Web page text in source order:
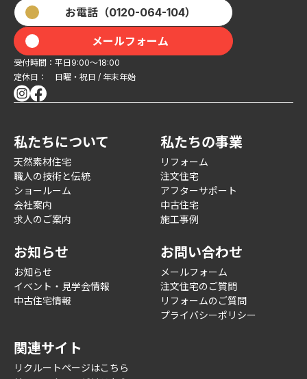
お電話（0120-064-104）
メールフォーム
受付時間：平日9:00〜18:00
定休日： 日曜・祝日 / 年末年始
私たちについて
天然素材住宅
職人の技術と伝統
ショールーム
会社案内
求人のご案内
私たちの事業
リフォーム
注文住宅
アフターサポート
中古住宅
施工事例
お知らせ
お知らせ
イベント・見学会情報
中古住宅情報
お問い合わせ
メールフォーム
注文住宅のご質問
リフォームのご質問
プライバシーポリシー
関連サイト
リクルートページはこちら